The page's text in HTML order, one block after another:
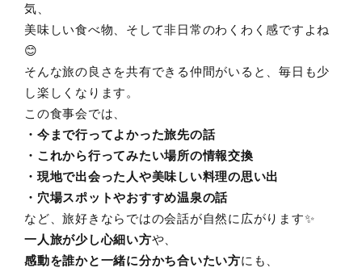
気、
美味しい食べ物、そして非日常のわくわく感ですよね
😊
そんな旅の良さを共有できる仲間がいると、毎日も少
し楽しくなります。
この食事会では、
・今まで行ってよかった旅先の話
・これから行ってみたい場所の情報交換
・現地で出会った人や美味しい料理の思い出
・穴場スポットやおすすめ温泉の話
など、旅好きならではの会話が自然に広がります✨
一人旅が少し心細い方や、
感動を誰かと一緒に分かち合いたい方にも、